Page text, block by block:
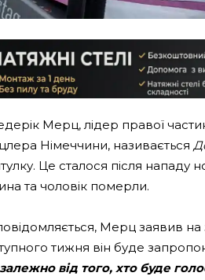
Мерц, лідер правої
Німеччини, називається
Це сталося після нападу
та чоловік померли.
Мерц заявив
тижня він буде
від того, хто буде